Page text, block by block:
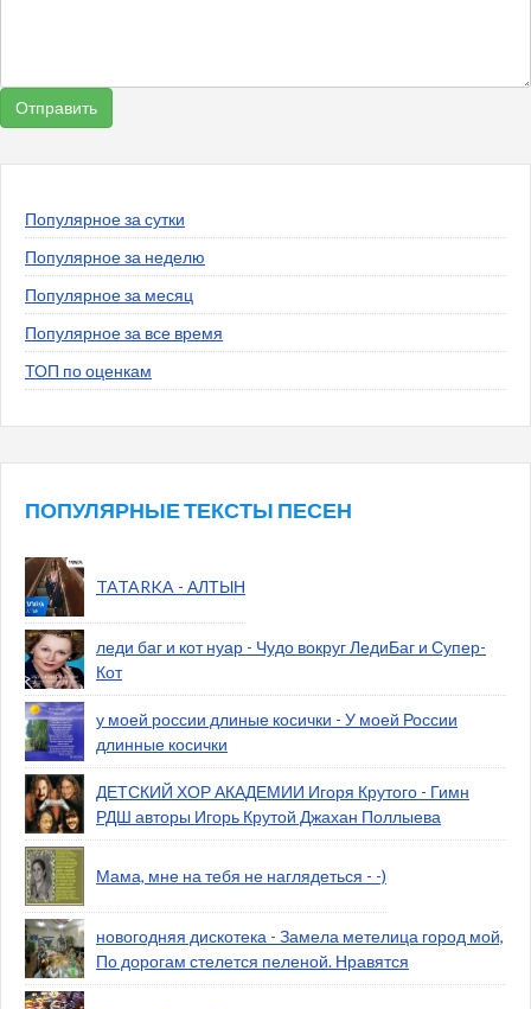
Популярное за сутки
Популярное за неделю
Популярное за месяц
Популярное за все время
ТОП по оценкам
ПОПУЛЯРНЫЕ ТЕКСТЫ ПЕСЕН
TATARKA - АЛТЫН
леди баг и кот нуар - Чудо вокруг ЛедиБаг и Супер-
Кот
у моей россии длиные косички - У моей России
длинные косички
ДЕТСКИЙ ХОР АКАДЕМИИ Игоря Крутого - Гимн
РДШ авторы Игорь Крутой Джахан Поллыева
Мама, мне на тебя не наглядеться - -)
новогодняя дискотека - Замела метелица город мой,
По дорогам стелется пеленой. Нравятся